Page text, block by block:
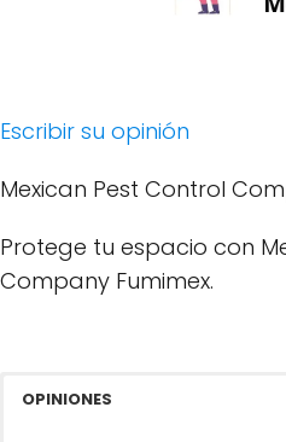
Escribir su opinión
Mexican Pest Control
Protege tu espacio con
Company Fumimex.
OPINIONES